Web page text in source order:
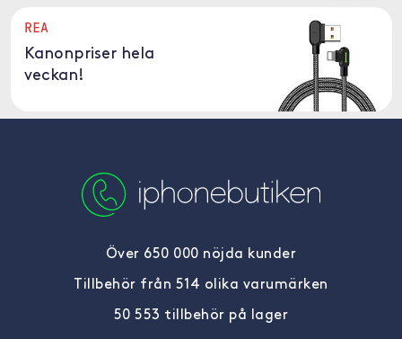
REA
Kanonpriser hela
veckan!
Över 650 000 nöjda kunder
Tillbehör från 514 olika varumärken
50 553 tillbehör på lager